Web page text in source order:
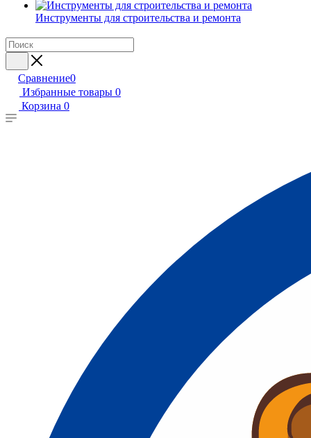
Инструменты для строительства и ремонта
Сравнение0
Избранные товары 0
Корзина 0